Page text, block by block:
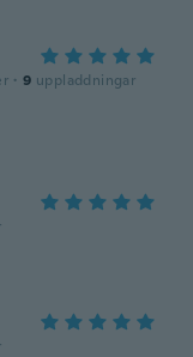
· 9 uppladdningar